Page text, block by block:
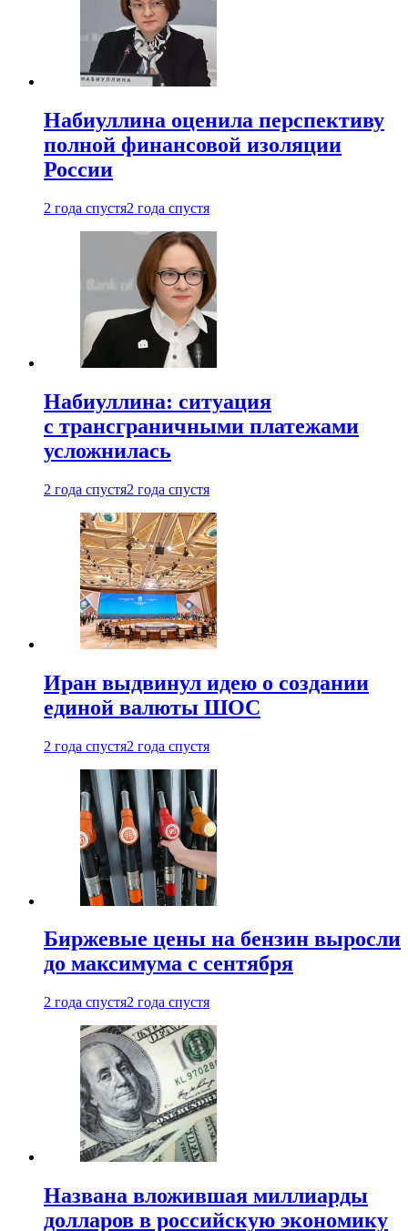
Набиуллина оценила перспективу
полной финансовой изоляции
России
2 года спустя2 года спустя
Набиуллина: ситуация
с трансграничными платежами
усложнилась
2 года спустя2 года спустя
Иран выдвинул идею о создании
единой валюты ШОС
2 года спустя2 года спустя
Биржевые цены на бензин выросли
до максимума с сентября
2 года спустя2 года спустя
Названа вложившая миллиарды
долларов в российскую экономику